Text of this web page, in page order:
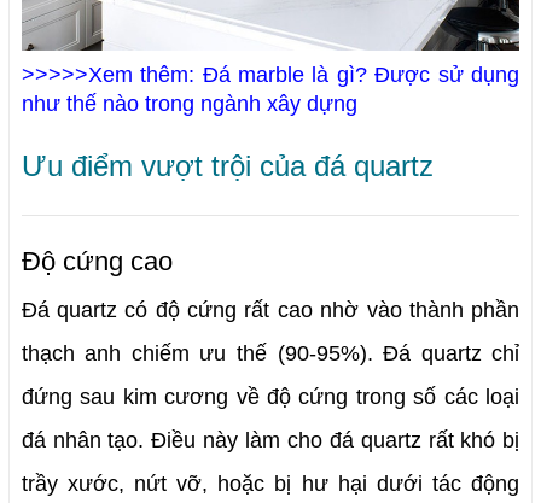
>>>>>Xem thêm: Đá marble là gì? Được sử dụng
như thế nào trong ngành xây dựng
Ưu điểm vượt trội của đá quartz
Độ cứng cao
Đá quartz có độ cứng rất cao nhờ vào thành phần
thạch anh chiếm ưu thế (90-95%). Đá quartz chỉ
đứng sau kim cương về độ cứng trong số các loại
đá nhân tạo. Điều này làm cho đá quartz rất khó bị
trầy xước, nứt vỡ, hoặc bị hư hại dưới tác động